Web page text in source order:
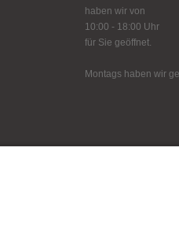
haben wir von
10:00 - 18:00 Uhr
für Sie geöffnet.
Montags haben wir